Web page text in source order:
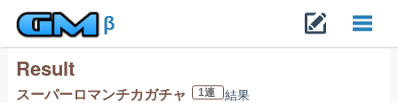
β
Result
スーパーロマンチカガチャ 1連
結果